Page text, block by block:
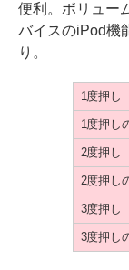
便利。ボリュー
バイスのiPod機
り。
1度押し
1度押し
2度押し
2度押し
3度押し
3度押し